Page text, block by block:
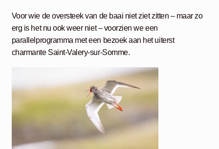
Voor wie de oversteek van de baai niet ziet zitten – maar zo
erg is het nu ook weer niet – voorzien we een
parallelprogramma met een bezoek aan het uiterst
charmante Saint-Valery-sur-Somme.